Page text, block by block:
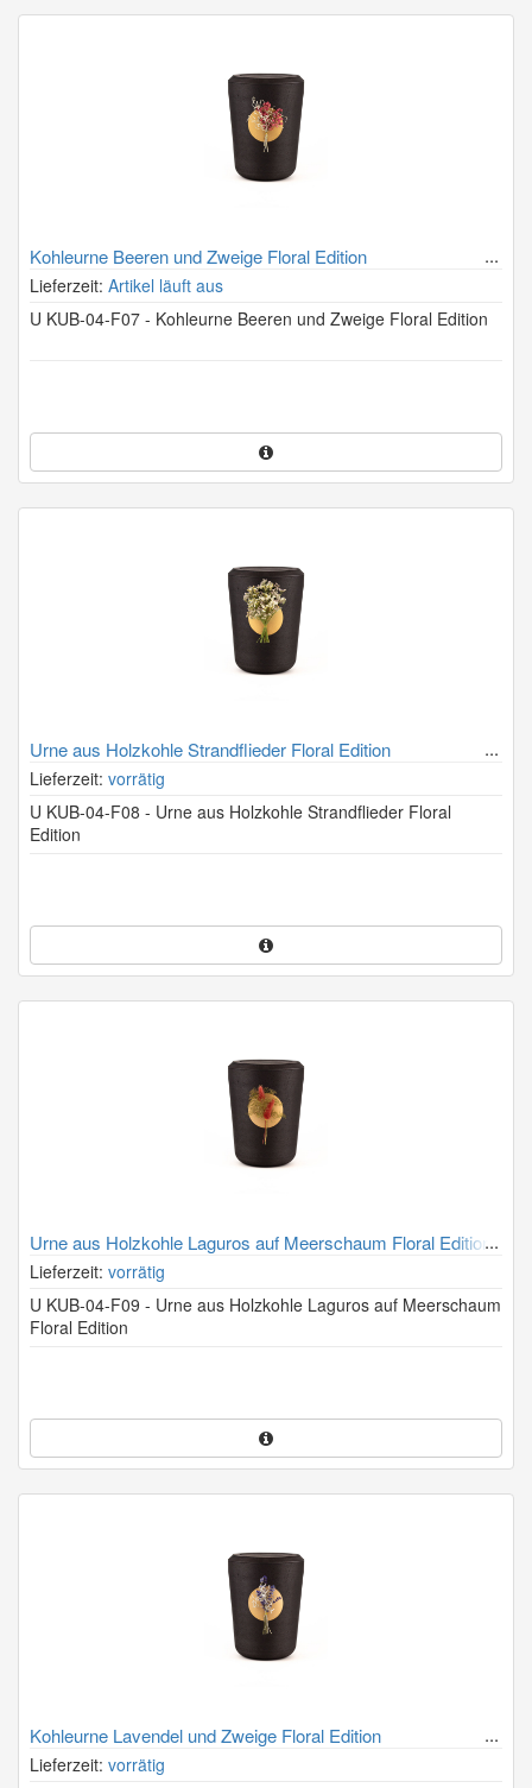
Kohleurne Beeren und Zweige Floral Edition
Lieferzeit: Artikel läuft aus
U KUB-04-F07 - Kohleurne Beeren und Zweige Floral Edition
Urne aus Holzkohle Strandflieder Floral Edition
Lieferzeit: vorrätig
U KUB-04-F08 - Urne aus Holzkohle Strandflieder Floral
Edition
Urne aus Holzkohle Laguros auf Meerschaum Floral Edition
Lieferzeit: vorrätig
U KUB-04-F09 - Urne aus Holzkohle Laguros auf Meerschaum
Floral Edition
Kohleurne Lavendel und Zweige Floral Edition
Lieferzeit: vorrätig